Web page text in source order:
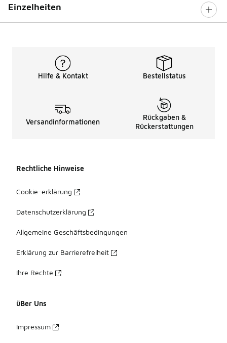
Einzelheiten
Hilfe & Kontakt Bestellstatus
Versandinformationen
Rückgaben &
Rückerstattungen
Rechtliche Hinweise
Cookie-erklärung
Datenschutzerklärung
Allgemeine Geschäftsbedingungen
Erklärung zur Barrierefreiheit
Ihre Rechte
üBer Uns
Impressum